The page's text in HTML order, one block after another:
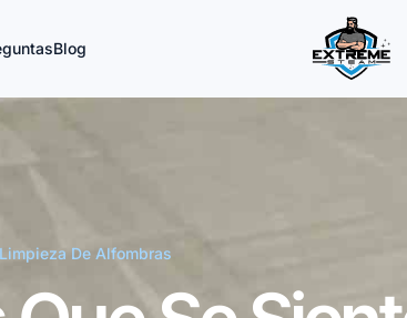
Blog
Limpieza De Alfombras